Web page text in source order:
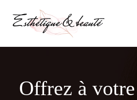
Offrez à